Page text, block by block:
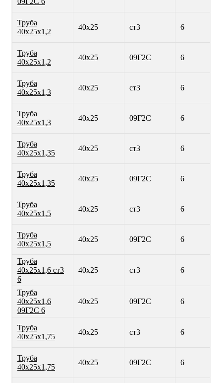
Труба
40х25х1,2
40х25 ст3 6
Труба
40х25х1,2
40х25 09Г2С 6
Труба
40х25х1,3
40х25 ст3 6
Труба
40х25х1,3
40х25 09Г2С 6
Труба
40х25х1,35
40х25 ст3 6
Труба
40х25х1,35
40х25 09Г2С 6
Труба
40х25х1,5
40х25 ст3 6
Труба
40х25х1,5
40х25 09Г2С 6
Труба
40х25х1,6 ст3
6
40х25 ст3 6
Труба
40х25х1,6
09Г2С 6
40х25 09Г2С 6
Труба
40х25х1,75
40х25 ст3 6
Труба
40х25х1,75
40х25 09Г2С 6